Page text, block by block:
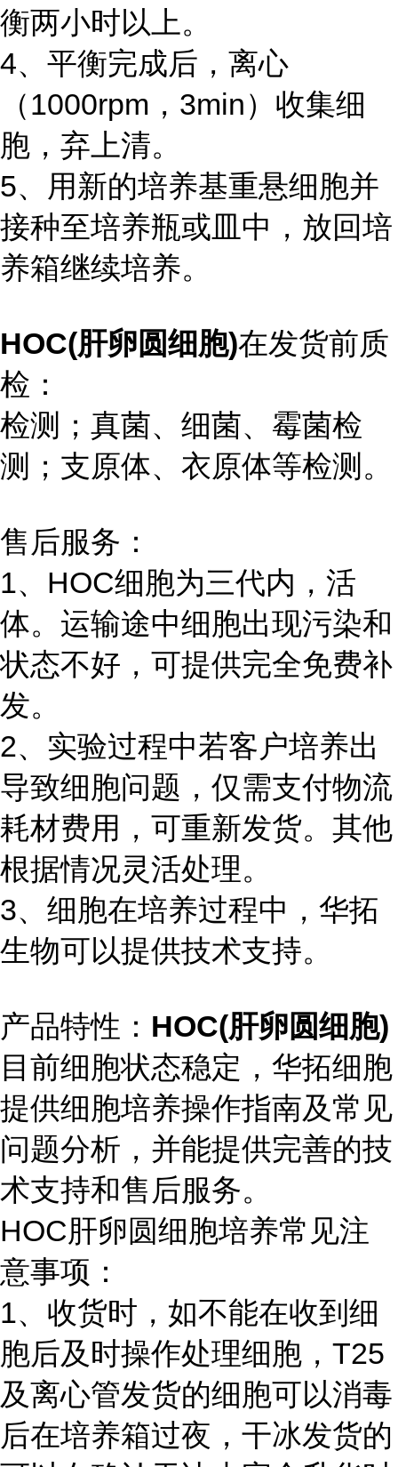
衡两小时以上。
4、平衡完成后，离心
（1000rpm，3min）收集细
胞，弃上清。
5、用新的培养基重悬细胞并
接种至培养瓶或皿中，放回培
养箱继续培养。
HOC(肝卵圆细胞)在发货前质
检：
检测；真菌、细菌、霉菌检
测；支原体、衣原体等检测。
售后服务：
1、HOC细胞为三代内，活
体。运输途中细胞出现污染和
状态不好，可提供完全免费补
发。
2、实验过程中若客户培养出
导致细胞问题，仅需支付物流
耗材费用，可重新发货。其他
根据情况灵活处理。
3、细胞在培养过程中，华拓
生物可以提供技术支持。
产品特性： HOC(肝卵圆细胞)
目前细胞状态稳定，华拓细胞
提供细胞培养操作指南及常见
问题分析，并能提供完善的技
术支持和售后服务。
HOC肝卵圆细胞培养常见注
意事项：
1、收货时，如不能在收到细
胞后及时操作处理细胞，T25
及离心管发货的细胞可以消毒
后在培养箱过夜，干冰发货的